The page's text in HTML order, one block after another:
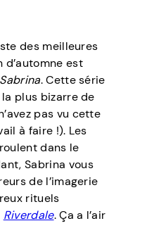
des meilleures
est
. Cette série
plus bizarre de
pas vu cette
à faire !). Les
dans le
Sabrina vous
de l’imagerie
rituels
Riverdale. Ça a l’air